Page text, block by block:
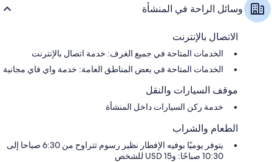
وسائل الراحة في المنشأة
الاتصال بالإنترنت
الخدمات المتاحة في جميع الغرف: خدمة اتصال بالإنترنت
الخدمات المتاحة في بعض المناطق العامة: خدمة واي فاي مجانية
موقف السيارات والنقل
خدمة ركن السيارات داخل المنشأة
الطعام والشراب
يتوفر يوميًا بوفيه الإفطار نظير رسوم تتراوح من 6:30 صباحا إلى
10:30 صباحًا: و15 USD للشخص